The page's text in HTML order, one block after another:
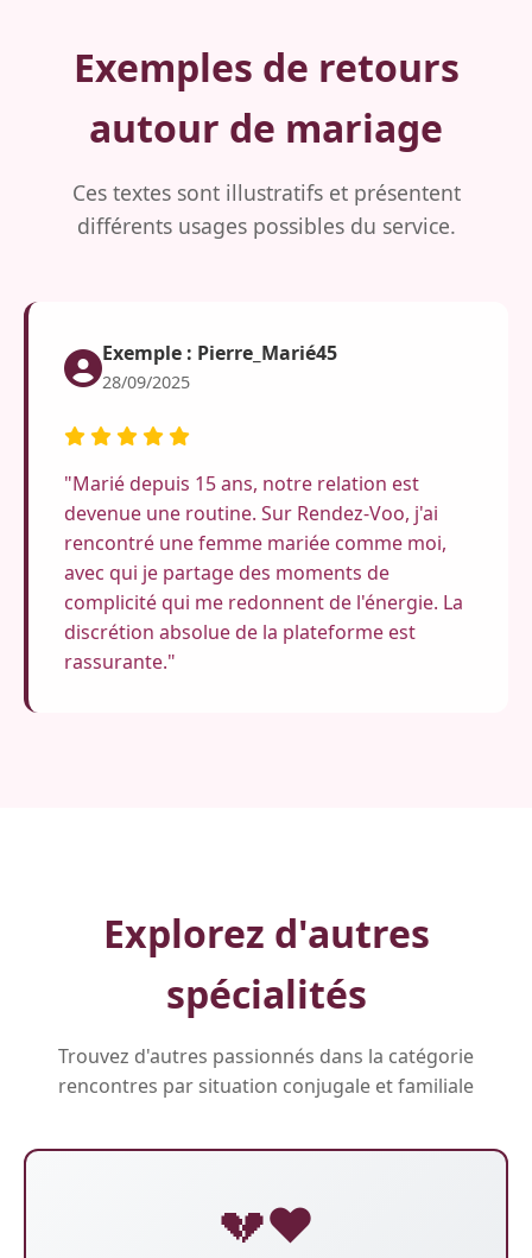
Exemples de retours
autour de mariage
Ces textes sont illustratifs et présentent
différents usages possibles du service.
Exemple : Pierre_Marié45
28/09/2025
"Marié depuis 15 ans, notre relation est
devenue une routine. Sur Rendez-Voo, j'ai
rencontré une femme mariée comme moi,
avec qui je partage des moments de
complicité qui me redonnent de l'énergie. La
discrétion absolue de la plateforme est
rassurante."
Explorez d'autres
spécialités
Trouvez d'autres passionnés dans la catégorie
rencontres par situation conjugale et familiale
💔❤️